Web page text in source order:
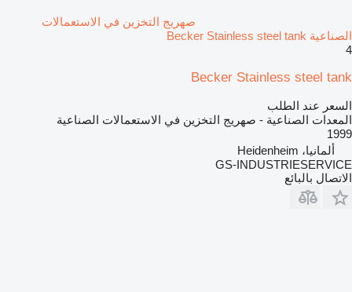
صهريج التخزين في الاستعمالات
الصناعية Becker Stainless steel tank
4
Becker Stainless steel tank
السعر عند الطلب
المعدات الصناعية - صهريج التخزين في الاستعمالات الصناعية
1999
ألمانيا، Heidenheim
GS-INDUSTRIESERVICE
الاتصال بالبائع